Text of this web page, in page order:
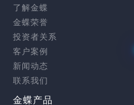
了解金蝶
金蝶荣誉
投资者关系
客户案例
新闻动态
联系我们
金蝶产品